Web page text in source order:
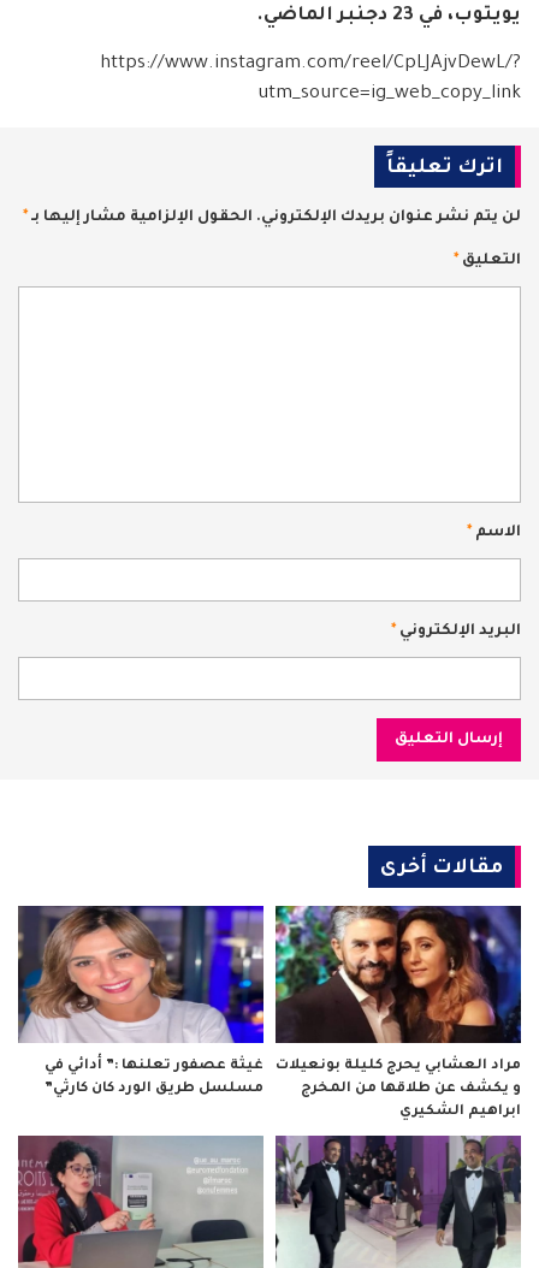
يويتوب، في 23 دجنبر الماضي.
https://www.instagram.com/reel/CpLJAjvDewL/?
utm_source=ig_web_copy_link
اترك تعليقاً
لن يتم نشر عنوان بريدك الإلكتروني. الحقول الإلزامية مشار إليها بـ*
التعليق*
الاسم*
البريد الإلكتروني*
مقالات أخرى
مراد العشابي يحرج كليلة بونعيلات
و يكشف عن طلاقها من المخرج
ابراهيم الشكيري
غيثة عصفور تعلنها :” أدائي في
مسلسل طريق الورد كان كارثي”